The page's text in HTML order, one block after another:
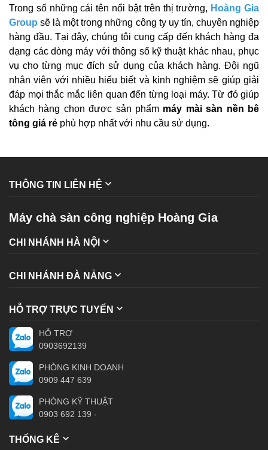
Trong số những cái tên nổi bật trên thị trường, Hoàng Gia
Group sẽ là một trong những công ty uy tín, chuyên nghiệp
hàng đầu. Tại đây, chúng tôi cung cấp đến khách hàng đa
dạng các dòng máy với thông số kỹ thuật khác nhau, phục
vụ cho từng mục đích sử dụng của khách hàng. Đội ngũ
nhân viên với nhiều hiểu biết và kinh nghiệm sẽ giúp giải
đáp mọi thắc mắc liên quan đến từng loại máy. Từ đó giúp
khách hàng chọn được sản phẩm máy mài sàn nền bê
tông giá rẻ phù hợp nhất với nhu cầu sử dụng.
THÔNG TIN LIÊN HỆ
Máy chà sàn công nghiệp Hoàng Gia
CHI NHÁNH HÀ NỘI
CHI NHÁNH ĐÀ NẴNG
HỖ TRỢ TRỰC TUYẾN
HỖ TRỢ
0903692139
PHÒNG KINH DOANH
0909 447 639
PHÒNG KỸ THUẬT
0903 692 139 -
THỐNG KÊ